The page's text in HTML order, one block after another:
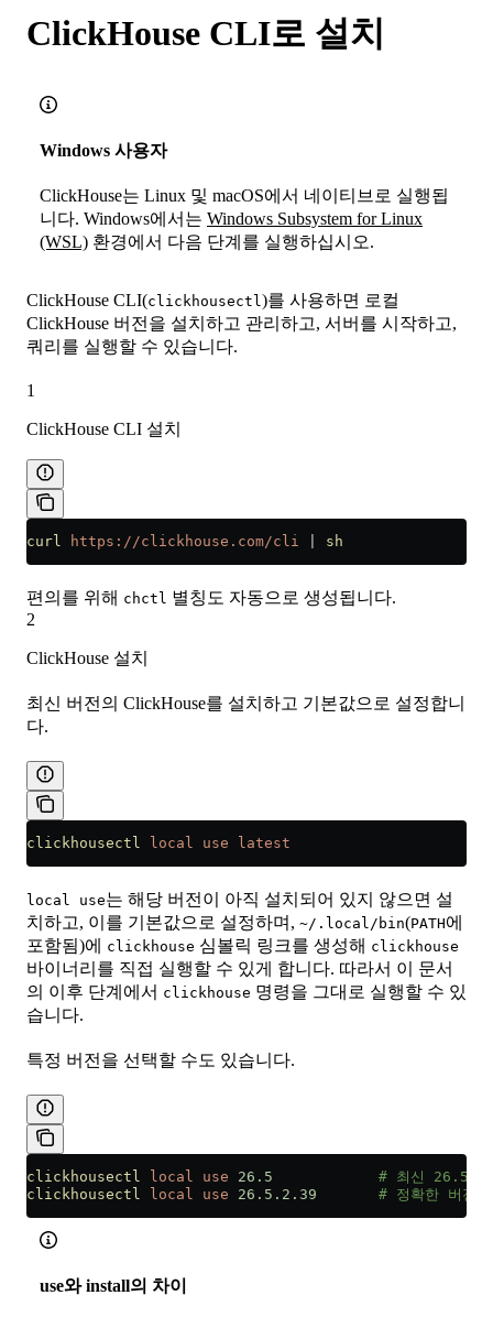
ClickHouse CLI로 설치
Windows 사용자
ClickHouse는 Linux 및 macOS에서 네이티브로 실행됩
니다. Windows에서는 Windows Subsystem for Linux
(WSL) 환경에서 다음 단계를 실행하십시오.
ClickHouse CLI(clickhousectl )를 사용하면 로컬
ClickHouse 버전을 설치하고 관리하고, 서버를 시작하고,
쿼리를 실행할 수 있습니다.
1
ClickHouse CLI 설치
curl https://clickhouse.com/cli sh
편의를 위해 chctl 별칭도 자동으로 생성됩니다.
2
ClickHouse 설치
최신 버전의 ClickHouse를 설치하고 기본값으로 설정합니
다.
clickhousectl local use latest
local use는 해당 버전이 아직 설치되어 있지 않으면 설
치하고, 이를 기본값으로 설정하며, ~/.local/bin(PATH에
포함됨)에
clickhouse 심볼릭 링크를 생성해 clickhouse
바이너리를 직접 실행할 수 있게 합니다. 따라서 이 문서
의 이후 단계에서 clickhouse 명령을 그대로 실행할 수 있
습니다.
특정 버전을 선택할 수도 있습니다.
clickhousectl local use 26.5
# 최신
clickhousectl
local use 26.5.2.39
       # 정확한 버전
use와 install의 차이